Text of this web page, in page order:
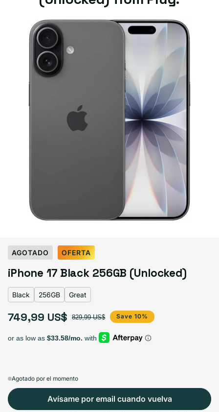
Select Color: Black
Black
Variante agotada o no disponible
Lavender
Variante agotada o no disponible
Mist Blue
Variante agotada o no disponible
Sage
Variante agotada o no disponible
AGOTADO OFERTA
iPhone 17 Black 256GB (Unlocked)
Black 256GB Great
Precio de oferta
749,99 US$
Precio habitual 829,99 US$ Save 10%
Agotado por el momento
Avísame por email cuando vuelva